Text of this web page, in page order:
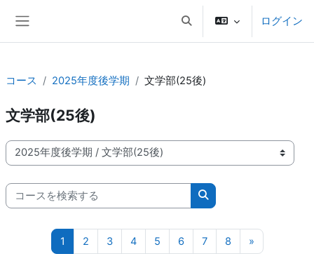
検索入力に切り替えるログイン
コース 2025年度後学期 文学部(25後)
文学部(25後)
コースカテゴリ
コースを検索する
コースを検索する
1 ページ 1
2ページ 2
3ページ 3
4ページ 4
5ページ 5
6ページ 6
7ページ 7
8ページ 8
»次のページ